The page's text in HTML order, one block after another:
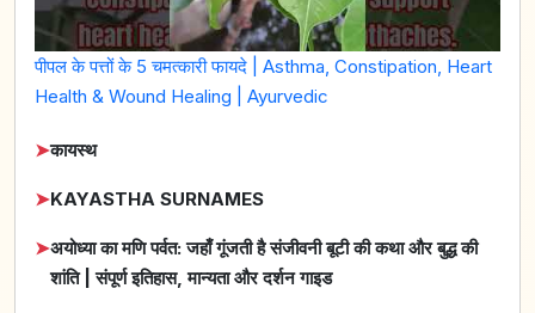
पीपल के पत्तों के 5 चमत्कारी फायदे | Asthma, Constipation, Heart
Health & Wound Healing | Ayurvedic
➤कायस्थ
➤KAYASTHA SURNAMES
➤अयोध्या का मणि पर्वत: जहाँ गूंजती है संजीवनी बूटी की कथा और बुद्ध की
शांति | संपूर्ण इतिहास, मान्यता और दर्शन गाइड